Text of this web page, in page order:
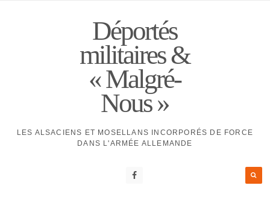
Déportés
militaires &
« Malgré-
Nous »
LES ALSACIENS ET MOSELLANS INCORPORÉS DE FORCE
DANS L'ARMÉE ALLEMANDE